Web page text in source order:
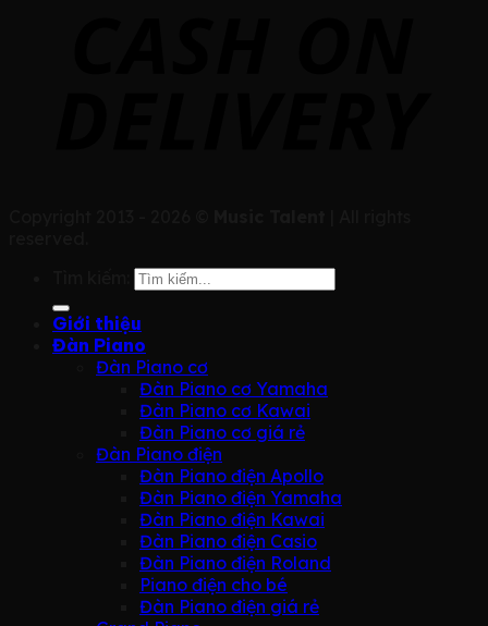
Giới thiệu
Đàn Piano
Đàn Piano cơ
Đàn Piano cơ Yamaha
Đàn Piano cơ Kawai
Đàn Piano cơ giá rẻ
Đàn Piano điện
Đàn Piano điện Apollo
Đàn Piano điện Yamaha
Đàn Piano điện Kawai
Đàn Piano điện Casio
Đàn Piano điện Roland
Piano điện cho bé
Đàn Piano điện giá rẻ